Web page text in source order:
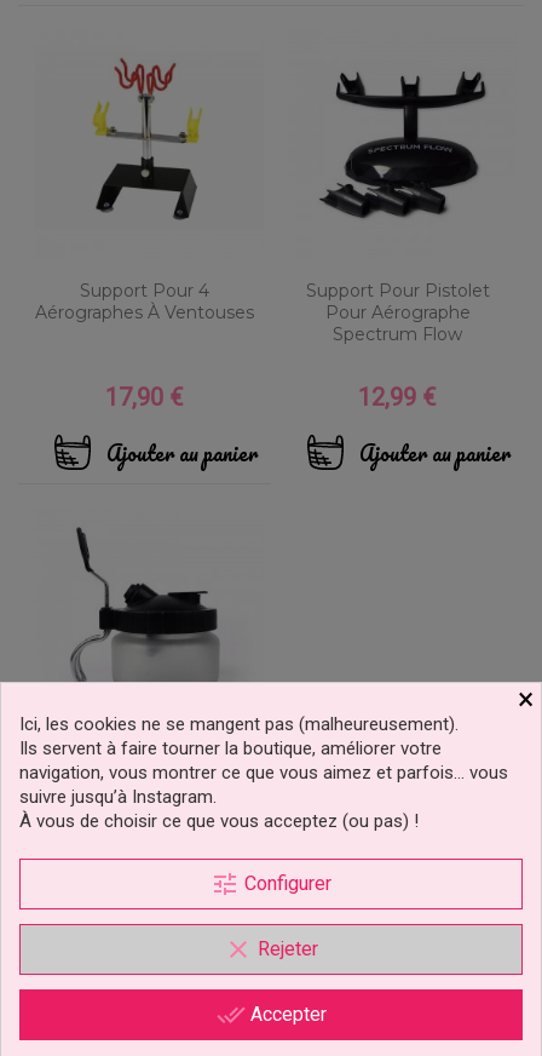
Support Pour 4
Aérographes À Ventouses
Prix
17,90 €
Ajouter au panier
Support Pour Pistolet
Pour Aérographe
Spectrum Flow
Prix
12,99 €
Ajouter au panier
Station De Nettoyage
Pour Aérographe
Spectrum Flow
Ajouter au panier
Affichage 1-5 de 5 article(s)
Retour en haut
×
Ici, les cookies ne se mangent pas (malheureusement).
Ils servent à faire tourner la boutique, améliorer votre
navigation, vous montrer ce que vous aimez et parfois… vous
suivre jusqu’à Instagram.
À vous de choisir ce que vous acceptez (ou pas) !
tune Configurer
clear Rejeter
done_all Accepter